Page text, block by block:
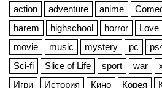
action adventure anime
harem
highschool horror Love
movie
music mystery pc
Sci-fi
Slice of Life sport war
Игри
История Кино Корея